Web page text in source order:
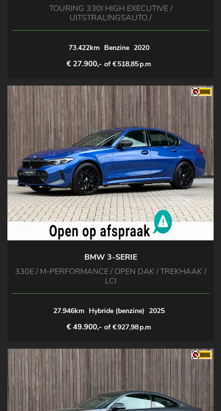
TOURING 330I HIGH EXECUTIVE /
UITSTRALINGSAUTO /
73.422km Benzine 2020
€ 27.900,- of €518,85p.m
BMW 3-SERIE
330E / M-PERFORMANCE / OPEN DAK / TREKHAAK /
LCI
27.946km Hybride (benzine) 2025
€ 49.900,- of €927,98p.m